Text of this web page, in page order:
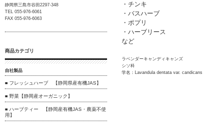
・チンキ
・バスハーブ
・ポプリ
・ハーブリース
など
ラベンダーキャンディキャンズ
シソ科
学名：Lavandula dentata var. candicans
静岡県三島市谷田2297-348
TEL 055-976-6061
FAX 055-976-6063
商品カテゴリ
自社製品
■ フレッシュハーブ 【静岡県産有機JAS】
■ 野菜【静岡産オーガニック】
■ ハーブティー 【静岡産有機JAS・農薬不使
用】